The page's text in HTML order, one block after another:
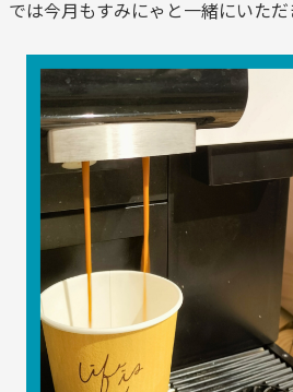
では今月もすみにゃと一緒にいた